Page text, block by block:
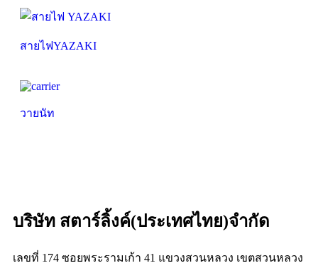
สายไฟYAZAKI
วายนัท
บริษัท สตาร์ลิ้งค์(ประเทศไทย)จำกัด
เลขที่ 174 ซอยพระรามเก้า 41 แขวงสวนหลวง เขตสวนหลวง